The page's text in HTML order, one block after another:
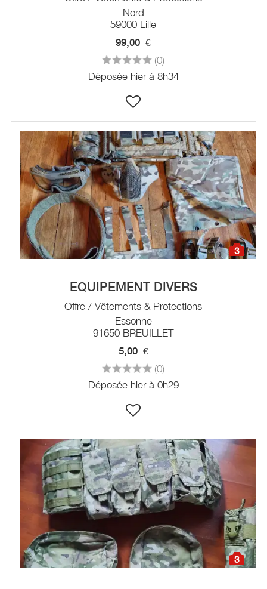
Nord
59000 Lille
99,00 €
(0)
Déposée hier à 8h34
3
EQUIPEMENT DIVERS
Offre / Vêtements & Protections
Essonne
91650 BREUILLET
5,00 €
(0)
Déposée hier à 0h29
3